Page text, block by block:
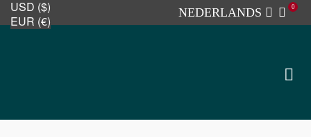
USD ($)
EUR (€)
0
NEDERLANDS